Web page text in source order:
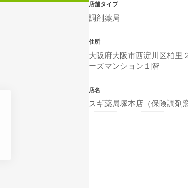
店舗タイプ
調剤薬局
住所
大阪府大阪市西淀川区柏里
ーズマンション１階
店名
スギ薬局塚本店（保険調剤